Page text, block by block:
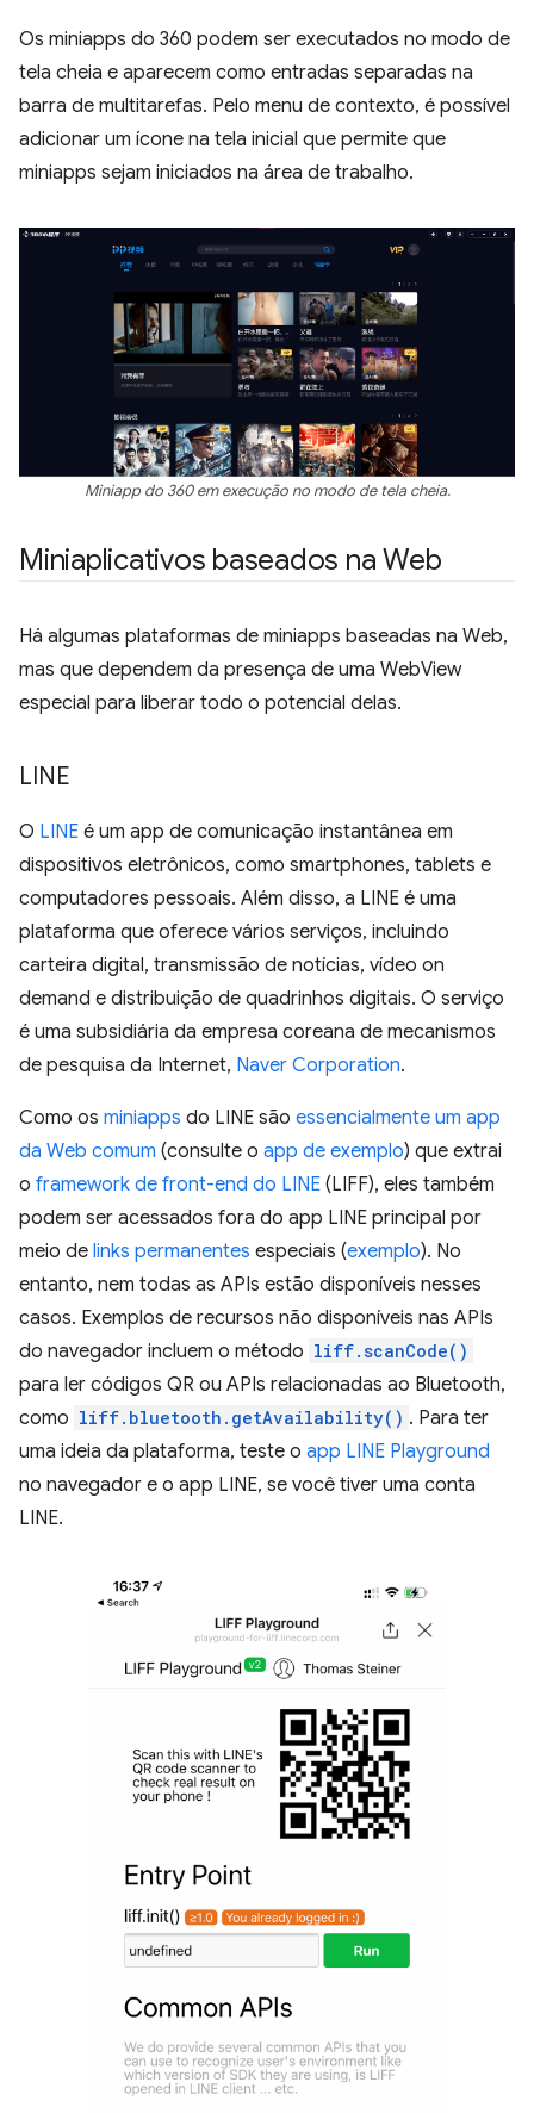
Os miniapps do 360 podem ser executados no modo de
tela cheia e aparecem como entradas separadas na
barra de multitarefas. Pelo menu de contexto, é possível
adicionar um ícone na tela inicial que permite que
miniapps sejam iniciados na área de trabalho.
Miniapp do 360 em execução no modo de tela cheia.
Miniaplicativos baseados na Web
Há algumas plataformas de miniapps baseadas na Web,
mas que dependem da presença de uma WebView
especial para liberar todo o potencial delas.
LINE
O LINE é um app de comunicação instantânea em
dispositivos eletrônicos, como smartphones, tablets e
computadores pessoais. Além disso, a LINE é uma
plataforma que oferece vários serviços, incluindo
carteira digital, transmissão de notícias, vídeo on
demand e distribuição de quadrinhos digitais. O serviço
é uma subsidiária da empresa coreana de mecanismos
de pesquisa da Internet, Naver Corporation.
Como os miniapps do LINE são essencialmente um app
da Web comum (consulte o app de exemplo) que extrai
o framework de front-end do LINE (LIFF), eles também
podem ser acessados fora do app LINE principal por
meio de links permanentes especiais (exemplo). No
entanto, nem todas as APIs estão disponíveis nesses
casos. Exemplos de recursos não disponíveis nas APIs
do navegador incluem o método liff.scanCode()
para ler códigos QR ou APIs relacionadas ao Bluetooth,
como liff.bluetooth.getAvailability() . Para ter
uma ideia da plataforma, teste o app LINE Playground
no navegador e o app LINE, se você tiver uma conta
LINE.